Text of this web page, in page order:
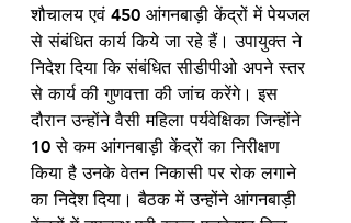
शौचालय एवं 450 आंगनबाड़ी केंद्रों में पेयजल
से संबंधित कार्य किये जा रहे हैं। उपायुक्त ने
निदेश दिया कि संबंधित सीडीपीओ अपने स्तर
से कार्य की गुणवत्ता की जांच करेंगे। इस
दौरान उन्होंने वैसी महिला पर्यवेक्षिका जिन्होंने
10 से कम आंगनबाड़ी केंद्रों का निरीक्षण
किया है उनके वेतन निकासी पर रोक लगाने
का निदेश दिया। बैठक में उन्होंने आंगनबाड़ी